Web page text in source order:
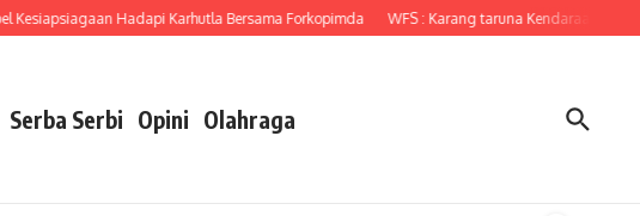
Hadapi Karhutla Bersama Forkopimda WFS : Karang taruna Kendaraan Bagi
Serba Serbi Opini Olahraga